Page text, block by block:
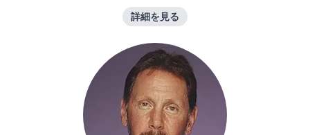
詳細を見る